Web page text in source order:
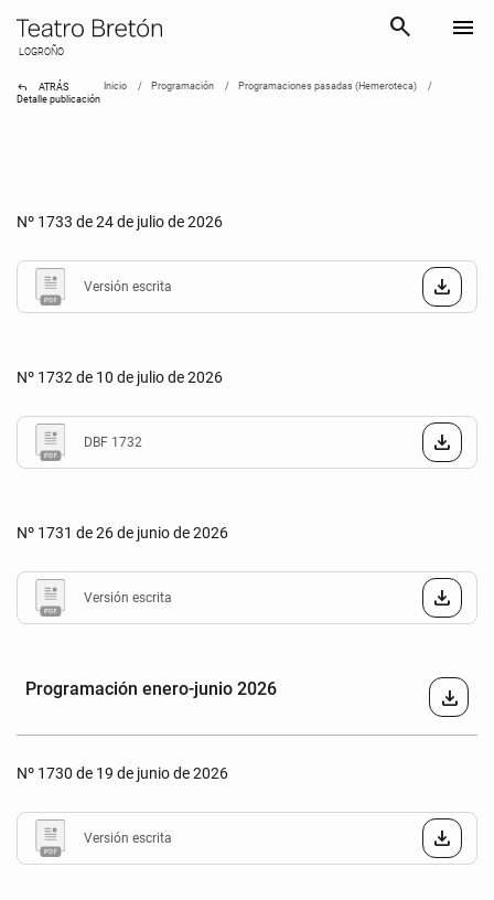
LOGROÑO
search menu
reply ATRÁS Inicio Programación
Programaciones pasadas (Hemeroteca)
Detalle publicación
Nº 1733 de 24 de julio de 2026
Versión escrita
Nº 1732 de 10 de julio de 2026
DBF 1732
Nº 1731 de 26 de junio de 2026
Versión escrita
Programación enero-junio 2026 download
Nº 1730 de 19 de junio de 2026
Versión escrita